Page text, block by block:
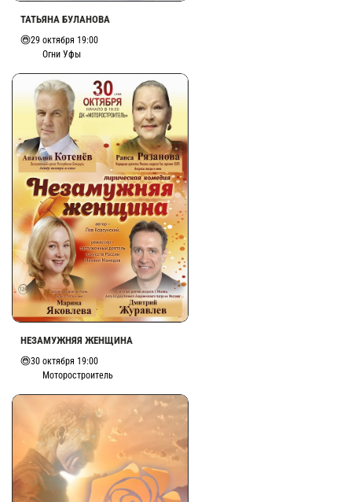
ТАТЬЯНА БУЛАНОВА
29 октября 19:00
Огни Уфы
НЕЗАМУЖНЯЯ ЖЕНЩИНА
30 октября 19:00
Моторостроитель